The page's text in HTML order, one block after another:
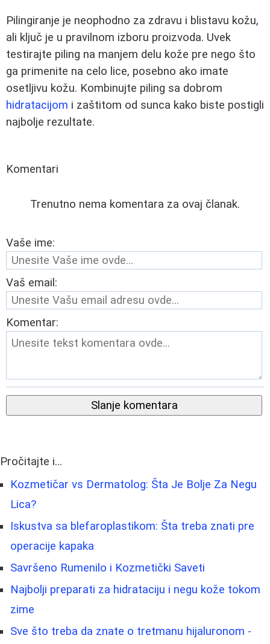
Pilingiranje je neophodno za zdravu i blistavu kožu,
ali ključ je u pravilnom izboru proizvoda. Uvek
testirajte piling na manjem delu kože pre nego što
ga primenite na celo lice, posebno ako imate
osetljivu kožu. Kombinujte piling sa dobrom
hidratacijom i zaštitom od sunca kako biste postigli
najbolje rezultate.
Komentari
Trenutno nema komentara za ovaj članak.
Vaše ime:
Vaš email:
Komentar:
Slanje komentara
Pročitajte i...
Kozmetičar vs Dermatolog: Šta Je Bolje Za Negu
Lica?
Iskustva sa blefaroplastikom: Šta treba znati pre
operacije kapaka
Savršeno Rumenilo i Kozmetički Saveti
Najbolji preparati za hidrataciju i negu kože tokom
zime
Sve što treba da znate o tretmanu hijaluronom -